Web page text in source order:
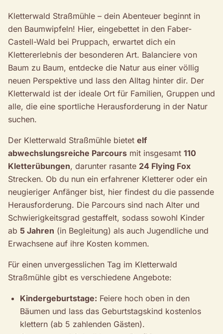
Kletterwald Straßmühle – dein Abenteuer beginnt in
den Baumwipfeln! Hier, eingebettet in den Faber-
Castell-Wald bei Pruppach, erwartet dich ein
Klettererlebnis der besonderen Art. Balanciere von
Baum zu Baum, entdecke die Natur aus einer völlig
neuen Perspektive und lass den Alltag hinter dir. Der
Kletterwald ist der ideale Ort für Familien, Gruppen und
alle, die eine sportliche Herausforderung in der Natur
suchen.
Der Kletterwald Straßmühle bietet elf
abwechslungsreiche Parcours mit insgesamt 110
Kletterübungen, darunter rasante 24 Flying Fox
Strecken. Ob du nun ein erfahrener Kletterer oder ein
neugieriger Anfänger bist, hier findest du die passende
Herausforderung. Die Parcours sind nach Alter und
Schwierigkeitsgrad gestaffelt, sodass sowohl Kinder
ab 5 Jahren (in Begleitung) als auch Jugendliche und
Erwachsene auf ihre Kosten kommen.
Für einen unvergesslichen Tag im Kletterwald
Straßmühle gibt es verschiedene Angebote:
Kindergeburtstage: Feiere hoch oben in den
Bäumen und lass das Geburtstagskind kostenlos
klettern (ab 5 zahlenden Gästen).